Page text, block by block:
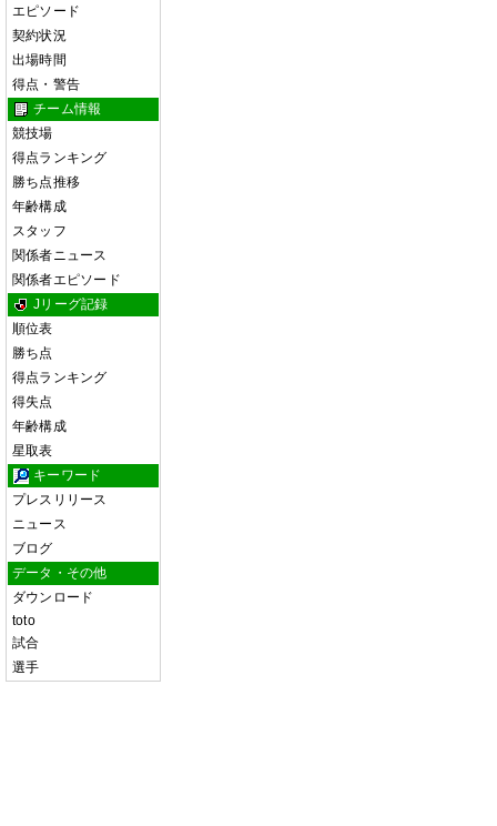
エピソード
契約状況
出場時間
得点・警告
チーム情報
競技場
得点ランキング
勝ち点推移
年齢構成
スタッフ
関係者ニュース
関係者エピソード
Jリーグ記録
順位表
勝ち点
得点ランキング
得失点
年齢構成
星取表
キーワード
プレスリリース
ニュース
ブログ
データ・その他
ダウンロード
toto
試合
選手